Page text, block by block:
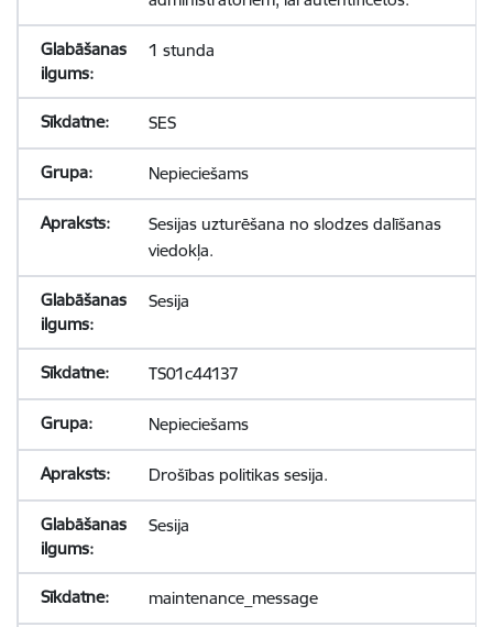
1 stunda
SES
Nepieciešams
Sesijas uzturēšana no slodzes dalīšanas
viedokļa.
Sesija
TS01c44137
Nepieciešams
Drošības politikas sesija.
Sesija
maintenance_message